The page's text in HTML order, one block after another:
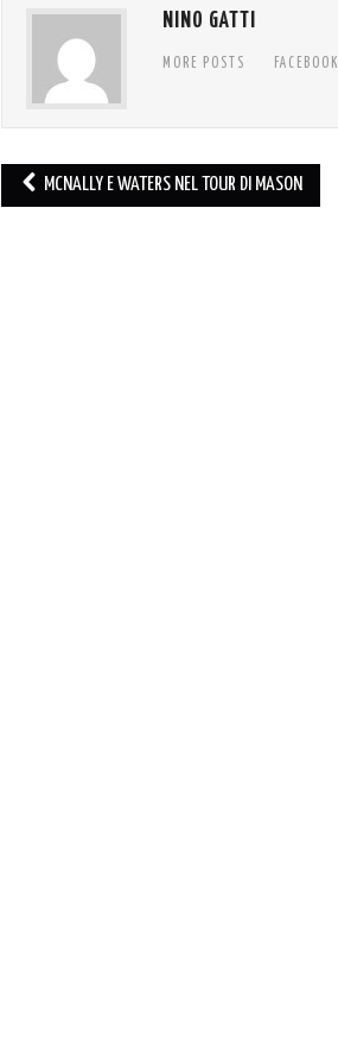
NINO GATTI
MORE POSTS FACEBOOK
Post
navigation
MCNALLY E WATERS NEL TOUR DI MASON